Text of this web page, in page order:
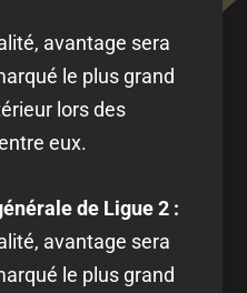
avantage sera
le plus grand
lors des
eux.
de Ligue 2 :
avantage sera
le plus grand